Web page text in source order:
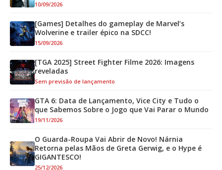
10/09/2026
[Games] Detalhes do gameplay de Marvel’s
Wolverine e trailer épico na SDCC!
15/09/2026
[TGA 2025] Street Fighter Filme 2026: Imagens
reveladas
Sem previsão de lançamento
GTA 6: Data de Lançamento, Vice City e Tudo o
que Sabemos Sobre o Jogo que Vai Parar o Mundo
19/11/2026
O Guarda-Roupa Vai Abrir de Novo! Nárnia
Retorna pelas Mãos de Greta Gerwig, e o Hype é
GIGANTESCO!
25/12/2026